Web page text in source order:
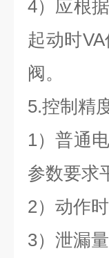
4）应根
起动时
阀。
5.控制精
1）普通
参数要求
2）动作
3）泄漏